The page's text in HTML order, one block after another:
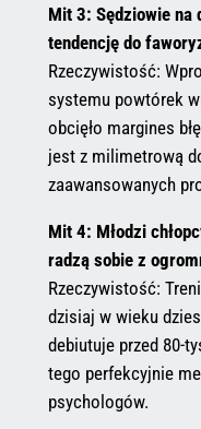
Mit 3: Sędziowie na
tendencję do
Rzeczywistość:
systemu powtórek
obcięło margines
jest z milimetrową
zaawansowanych
Mit 4: Młodzi
radzą sobie z
Rzeczywistość:
dzisiaj w wieku
debiutuje przed 80-
tego perfekcyjnie
psychologów.